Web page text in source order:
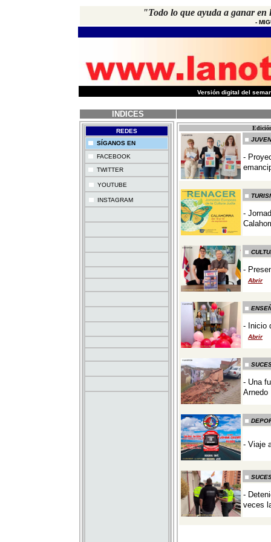
"Todo lo que ayuda a ganar
-
Versión digital del
INDICES